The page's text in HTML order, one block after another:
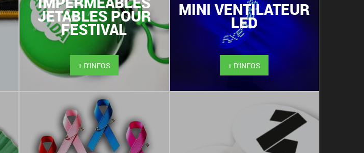
JETABLES POUR
FESTIVAL
+ D'INFOS
MINI VENTILATEUR
LED
+ D'INFOS